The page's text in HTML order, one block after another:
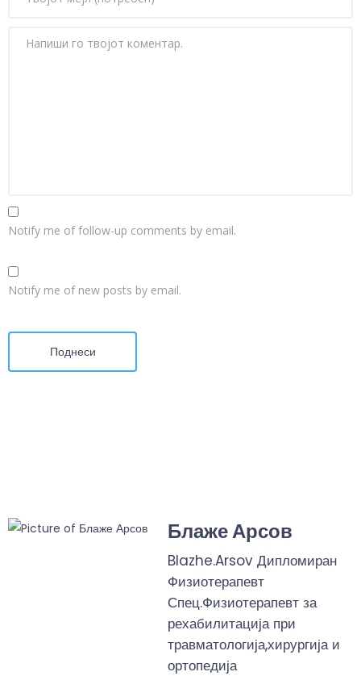
Notify me of follow-up comments by email.
Notify me of new posts by email.
Поднеси
Блаже Арсов
Blazhe.Arsov Дипломиран
Физиотерапевт
Спец.Физиотерапевт за
рехабилитација при
травматологија,хирургија и
ортопедија